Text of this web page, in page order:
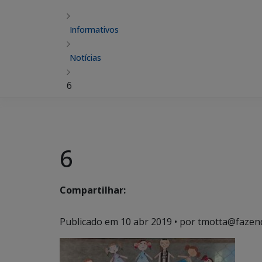
Informativos
Notícias
6
6
Compartilhar:
Publicado em 10 abr 2019 • por